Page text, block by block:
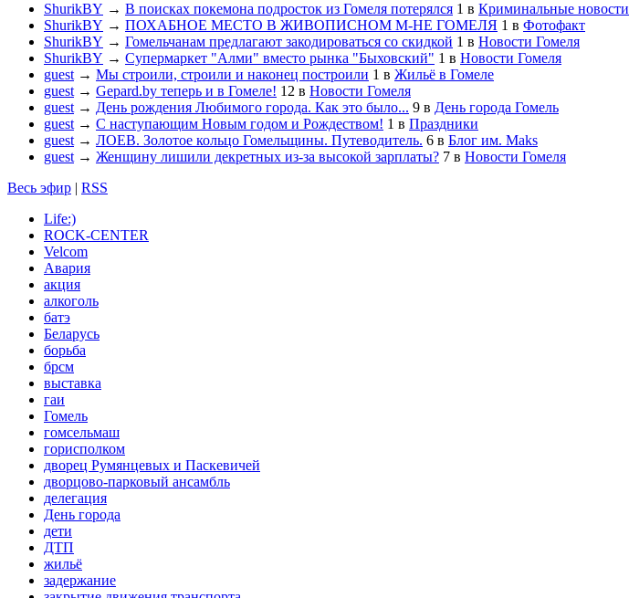
ShurikBY → В поисках покемона подросток из Гомеля потерялся 1 в Криминальные новости
ShurikBY → ПОХАБНОЕ МЕСТО В ЖИВОПИСНОМ М-НЕ ГОМЕЛЯ 1 в Фотофакт
ShurikBY → Гомельчанам предлагают закодироваться со скидкой 1 в Новости Гомеля
ShurikBY → Супермаркет "Алми" вместо рынка "Быховский" 1 в Новости Гомеля
guest → Мы строили, строили и наконец построили 1 в Жильё в Гомеле
guest → Gepard.by теперь и в Гомеле! 12 в Новости Гомеля
guest → День рождения Любимого города. Как это было... 9 в День города Гомель
guest → С наступающим Новым годом и Рождеством! 1 в Праздники
guest → ЛОЕВ. Золотое кольцо Гомельщины. Путеводитель. 6 в Блог им. Maks
guest → Женщину лишили декретных из-за высокой зарплаты? 7 в Новости Гомеля
Весь эфир | RSS
Life:)
ROCK-CENTER
Velcom
Авария
акция
алкоголь
батэ
Беларусь
борьба
брсм
выставка
гаи
Гомель
гомсельмаш
горисполком
дворец Румянцевых и Паскевичей
дворцово-парковый ансамбль
делегация
День города
дети
ДТП
жильё
задержание